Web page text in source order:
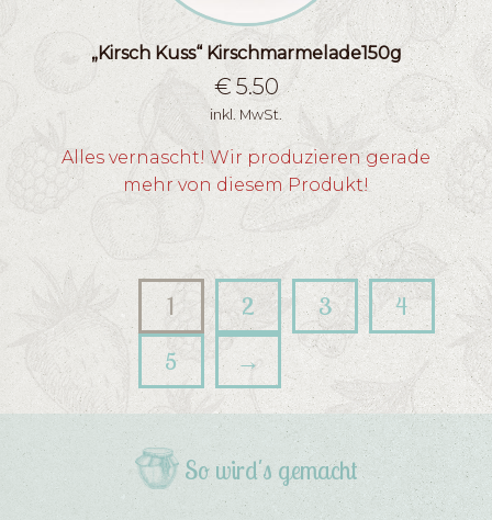
„Kirsch Kuss“ Kirschmarmelade150g
€5.50
inkl. MwSt.
Alles vernascht! Wir produzieren gerade
mehr von diesem Produkt!
1 2 3
4
5
→
So wird's gemacht